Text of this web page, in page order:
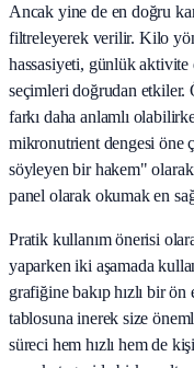
Ancak yine de en doğru
filtreleyerek verilir. Kilo
hassasiyeti, günlük
seçimleri doğrudan
farkı daha anlamlı
mikronutrient dengesi öne
söyleyen bir hakem"
panel olarak okumak en
Pratik kullanım önerisi
yaparken iki aşamada
grafiğine bakıp hızlı bir
tablosuna inerek size
süreci hem hızlı hem de